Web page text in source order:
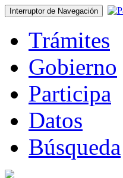
Interruptor de Navegación
Trámites
Gobierno
Participa
Datos
Búsqueda